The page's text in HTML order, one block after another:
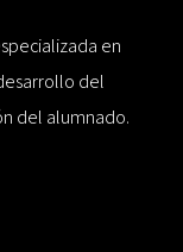
en
del
del alumnado.